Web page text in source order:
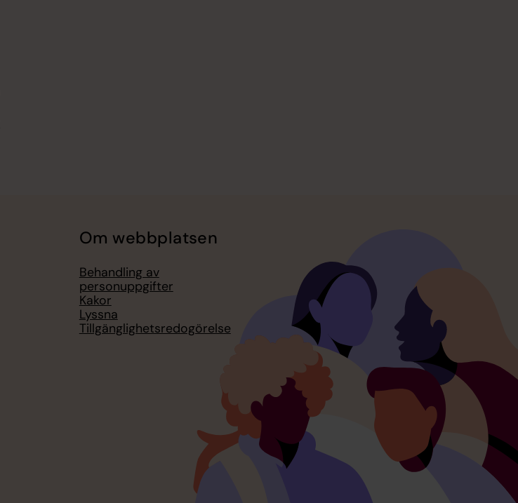
Om webbplatsen
Behandling av
personuppgifter
Kakor
Lyssna
Tillgänglighetsredogörelse